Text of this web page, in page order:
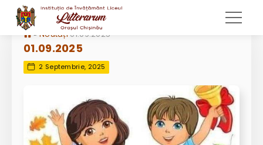
» Noutăți 01.09.2025
01.09.2025
2 Septembrie, 2025